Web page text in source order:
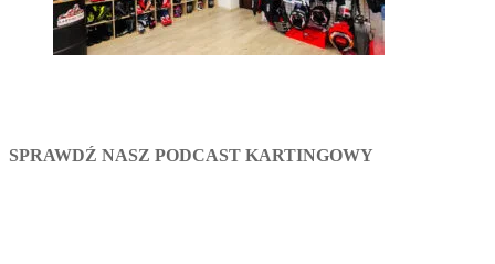
SPRAWDŹ NASZ PODCAST KARTINGOWY